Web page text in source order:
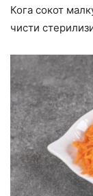
Кога сокот
чисти